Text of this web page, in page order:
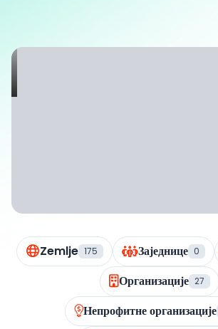
Zemlje 175 Заједнице 0
Организације 27
Непрофитне организације